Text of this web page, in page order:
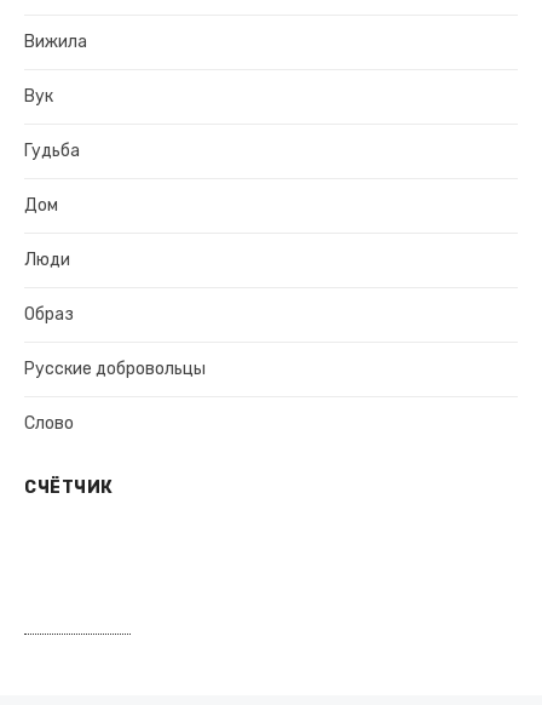
Вижила
Вук
Гудьба
Дом
Люди
Образ
Русские добровольцы
Слово
СЧЁТЧИК